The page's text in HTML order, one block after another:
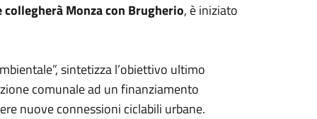
Monza con Brugherio, è iniziato
sintetizza l’obiettivo ultimo
comunale ad un finanziamento
nuove connessioni ciclabili urbane.